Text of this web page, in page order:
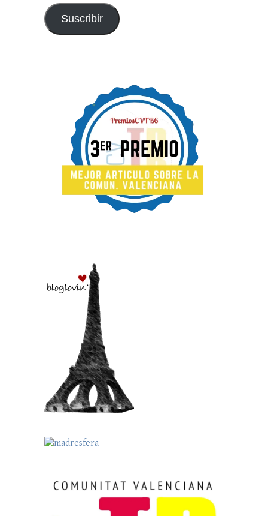
Suscribir